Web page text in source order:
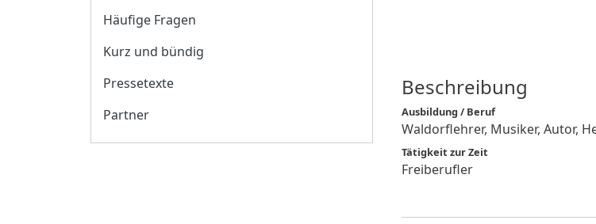
Beschreibung
Ausbildung / Beruf
Waldorflehrer, Musiker, Autor,
Tätigkeit zur Zeit
Freiberufler
Häufige Fragen
Kurz und bündig
Pressetexte
Partner